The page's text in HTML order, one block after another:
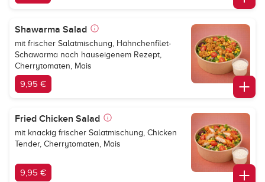
Shawarma Salad
mit frischer Salatmischung, Hähnchenfilet-
Schawarma nach hauseigenem Rezept,
Cherrytomaten, Mais
9,95 €
Fried Chicken Salad
mit knackig frischer Salatmischung, Chicken
Tender, Cherrytomaten, Mais
9,95 €